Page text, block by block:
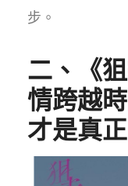
步。
二、《
情跨越
才是真